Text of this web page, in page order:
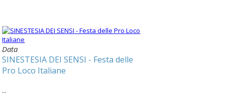
Data
SINESTESIA DEI SENSI - Festa delle
Pro Loco Italiane
...